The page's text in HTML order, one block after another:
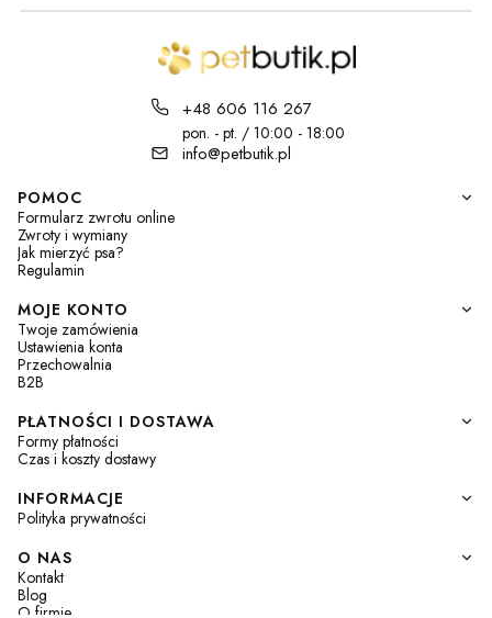
+48 606 116 267
pon. - pt. / 10:00 - 18:00
info@petbutik.pl
Linki w stopce
POMOC
Formularz zwrotu online
Zwroty i wymiany
Jak mierzyć psa?
Regulamin
MOJE KONTO
Twoje zamówienia
Ustawienia konta
Przechowalnia
B2B
PŁATNOŚCI I DOSTAWA
Formy płatności
Czas i koszty dostawy
INFORMACJE
Polityka prywatności
O NAS
Kontakt
Blog
O firmie